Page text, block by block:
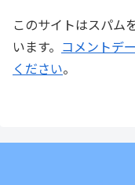
このサイトはスパム
います。 コメントデ
ください。